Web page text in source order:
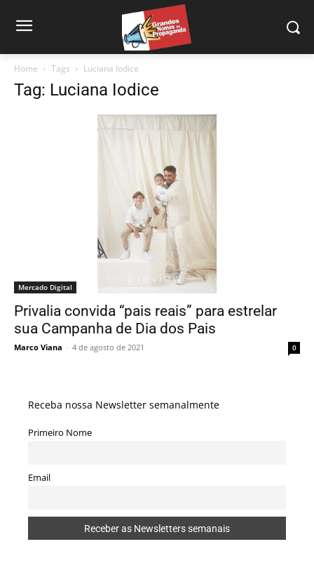
Home Tags Luciana Iodice
Tag: Luciana Iodice
Mercado Digital
Privalia convida “pais reais” para estrelar
sua Campanha de Dia dos Pais
Marco Viana - 4 de agosto de 2021 0
Receba nossa Newsletter semanalmente
Primeiro Nome
Email